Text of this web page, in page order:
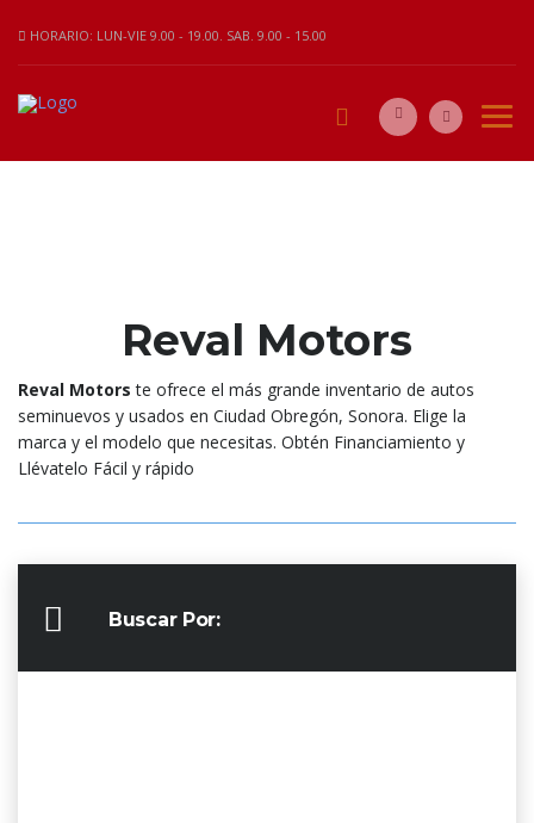
HORARIO: LUN-VIE 9.00 - 19.00. SAB. 9.00 - 15.00
Reval Motors
Reval Motors te ofrece el más grande inventario de autos
seminuevos y usados en Ciudad Obregón, Sonora. Elige la
marca y el modelo que necesitas. Obtén Financiamiento y
Llévatelo Fácil y rápido
Buscar Por: